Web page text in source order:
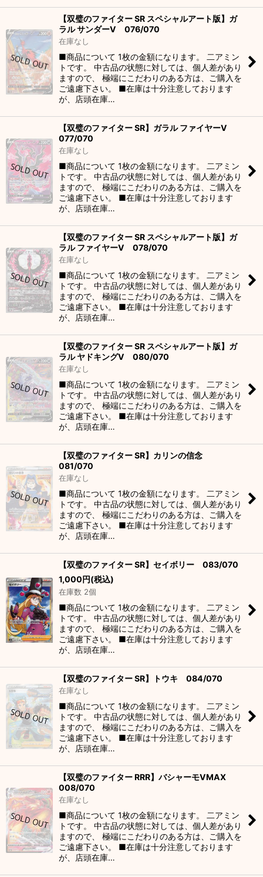
【双璧のファイター SR スペシャルアート版】ガ
ラル サンダーV 076/070
在庫なし
■商品について 1枚の金額になります。 二アミン
トです。 中古品の状態に対しては、個人差があり
ますので、 極端にこだわりのある方は、ご購入を
ご遠慮下さい。 ■在庫は十分注意しております
が、店頭在庫…
【双璧のファイター SR】ガラル ファイヤーV
077/070
在庫なし
■商品について 1枚の金額になります。 二アミン
トです。 中古品の状態に対しては、個人差があり
ますので、 極端にこだわりのある方は、ご購入を
ご遠慮下さい。 ■在庫は十分注意しております
が、店頭在庫…
【双璧のファイター SR スペシャルアート版】ガ
ラル ファイヤーV 078/070
在庫なし
■商品について 1枚の金額になります。 二アミン
トです。 中古品の状態に対しては、個人差があり
ますので、 極端にこだわりのある方は、ご購入を
ご遠慮下さい。 ■在庫は十分注意しております
が、店頭在庫…
【双璧のファイター SR スペシャルアート版】ガ
ラル ヤドキングV 080/070
在庫なし
■商品について 1枚の金額になります。 二アミン
トです。 中古品の状態に対しては、個人差があり
ますので、 極端にこだわりのある方は、ご購入を
ご遠慮下さい。 ■在庫は十分注意しております
が、店頭在庫…
【双璧のファイター SR】カリンの信念
081/070
在庫なし
■商品について 1枚の金額になります。 二アミン
トです。 中古品の状態に対しては、個人差があり
ますので、 極端にこだわりのある方は、ご購入を
ご遠慮下さい。 ■在庫は十分注意しております
が、店頭在庫…
【双璧のファイター SR】セイボリー 083/070
1,000円(税込)
在庫数 2個
■商品について 1枚の金額になります。 二アミン
トです。 中古品の状態に対しては、個人差があり
ますので、 極端にこだわりのある方は、ご購入を
ご遠慮下さい。 ■在庫は十分注意しております
が、店頭在庫…
【双璧のファイター SR】トウキ 084/070
在庫なし
■商品について 1枚の金額になります。 二アミン
トです。 中古品の状態に対しては、個人差があり
ますので、 極端にこだわりのある方は、ご購入を
ご遠慮下さい。 ■在庫は十分注意しております
が、店頭在庫…
【双璧のファイター RRR】バシャーモVMAX
008/070
在庫なし
■商品について 1枚の金額になります。 二アミン
トです。 中古品の状態に対しては、個人差があり
ますので、 極端にこだわりのある方は、ご購入を
ご遠慮下さい。 ■在庫は十分注意しております
が、店頭在庫…